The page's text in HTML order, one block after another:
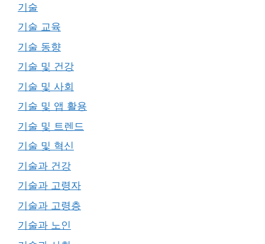
기술
기술 교육
기술 동향
기술 및 건강
기술 및 사회
기술 및 앱 활용
기술 및 트렌드
기술 및 혁신
기술과 건강
기술과 고령자
기술과 고령층
기술과 노인